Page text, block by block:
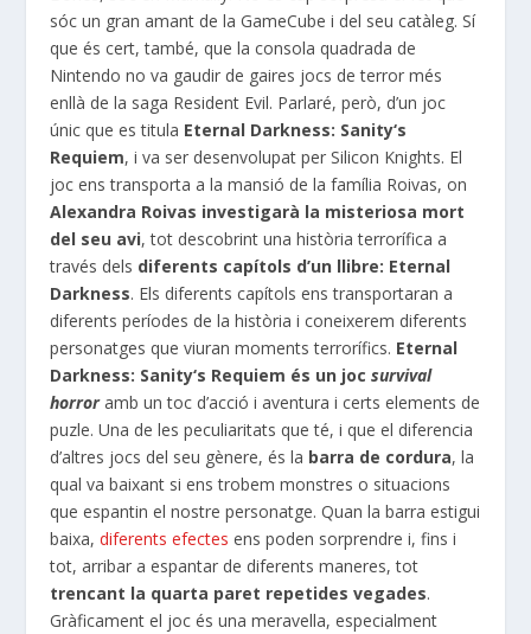
sóc un gran amant de la GameCube i del seu catàleg. Sí
que és cert, també, que la consola quadrada de
Nintendo no va gaudir de gaires jocs de terror més
enllà de la saga Resident Evil. Parlaré, però, d’un joc
únic que es titula Eternal Darkness: Sanity‘s
Requiem, i va ser desenvolupat perSilicon Knights. El
joc ens transporta a la mansió de la família Roivas, on
Alexandra Roivas investigarà la misteriosa mort
del seu avi, tot descobrint una història terrorífica a
través dels diferents capítols d’un llibre: Eternal
Darkness. Els diferents capítols ens transportaran a
diferents períodes de la història i coneixerem diferents
personatges que viuran moments terrorífics. Eternal
Darkness: Sanity‘s Requiem és un jocsurvival
horroramb un toc d’acció i aventura i certs elements de
puzle. Una de les peculiaritats que té, i que el diferencia
d’altres jocs del seu gènere, és la barra de cordura, la
qual va baixant si ens trobem monstres o situacions
que espantin el nostre personatge. Quan la barra estigui
baixa,diferents efectes ens poden sorprendre i, fins i
tot, arribar a espantar de diferents maneres, tot
trencant la quarta paret repetides vegades.
Gràficament el joc és una meravella, especialment